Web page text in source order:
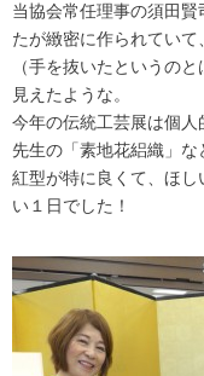
当協会常任理事の須田
たが緻密に作られてい
（手を抜いたというの
見えたような。
今年の伝統工芸展は個
先生の「素地花絽織」な
紅型が特に良くて、ほ
い１日でした！